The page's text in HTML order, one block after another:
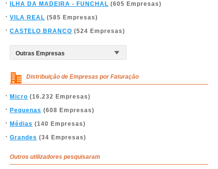
ILHA DA MADEIRA - FUNCHAL (605 Empresas)
VILA REAL (585 Empresas)
CASTELO BRANCO (524 Empresas)
Distribuição de Empresas por Faturação
Micro (16.232 Empresas)
Pequenas (608 Empresas)
Médias (140 Empresas)
Grandes (34 Empresas)
Outros utilizadores pesquisaram